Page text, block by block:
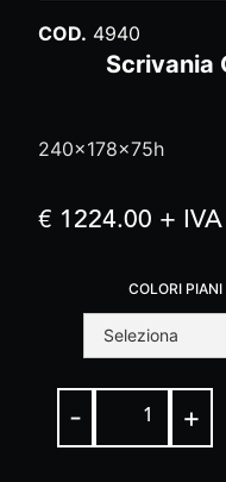
COD. 4940
Scrivania
240x178x75h
€ 1224.00 + IVA
COLORI PIANI
- +